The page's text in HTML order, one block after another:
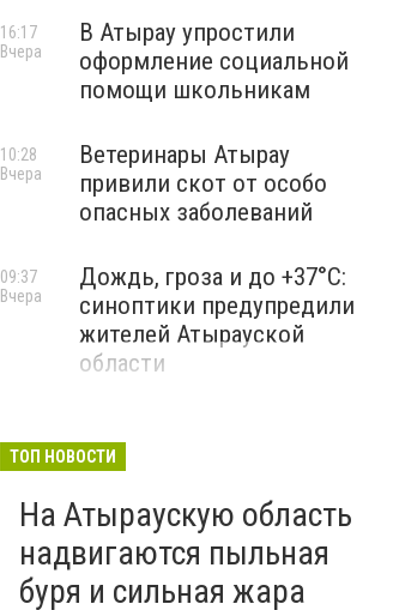
В Атырау упростили
оформление социальной
помощи школьникам
16:17
Вчера
Ветеринары Атырау
привили скот от особо
опасных заболеваний
10:28
Вчера
Дождь, гроза и до +37°C:
синоптики предупредили
жителей Атырауской
области
09:37
Вчера
ТОП НОВОСТИ
На Атыраускую область
надвигаются пыльная
буря и сильная жара